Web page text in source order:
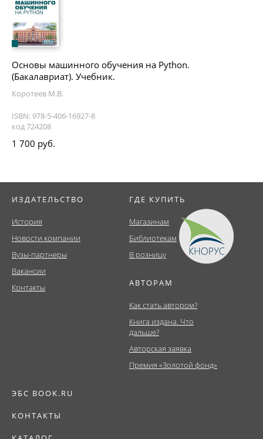
Основы машинного обучения на Python.
(Бакалавриат). Учебник.
Коротеев М.В.
ISBN: 978-5-406-16927-8
код 724208
1 700 руб.
ИЗДАТЕЛЬСТВО
История
Новости компании
Вузы-партнеры
Вакансии
Контакты
ГДЕ КУПИТЬ
Магазинам
Библиотекам
В розницу
АВТОРАМ
Как стать автором?
Книга издана. Что
дальше?
Авторская заявка
Премия «Золотой фонд»
ЭБС BOOK.RU
КОНТАКТЫ